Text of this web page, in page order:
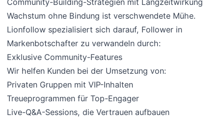
Community-Building-Strategien mit Langzeitwirkung
Wachstum ohne Bindung ist verschwendete Mühe.
Lionfollow spezialisiert sich darauf, Follower in
Markenbotschafter zu verwandeln durch:
Exklusive Community-Features
Wir helfen Kunden bei der Umsetzung von:
Privaten Gruppen mit VIP-Inhalten
Treueprogrammen für Top-Engager
Live-Q&A-Sessions, die Vertrauen aufbauen